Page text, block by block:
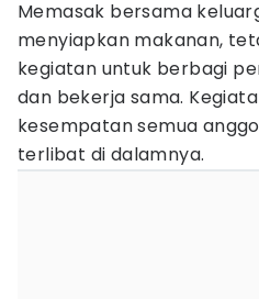
Memasak bersama
menyiapkan makanan,
kegiatan untuk berbagi
dan bekerja sama.
kesempatan semua
terlibat di dalamnya.